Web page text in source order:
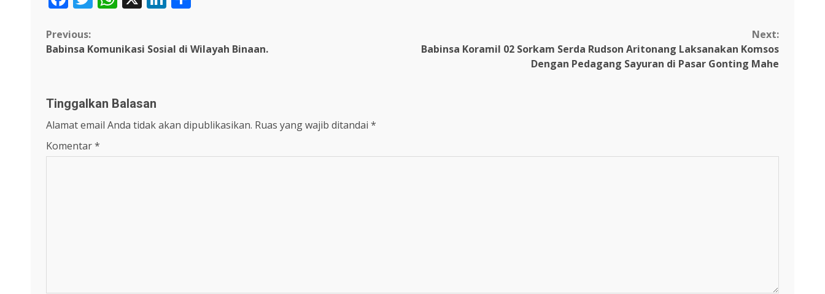
Continue
Previous:
Babinsa Komunikasi Sosial di Wilayah Binaan.
Next:
Babinsa Koramil 02 Sorkam Serda Rudson Aritonang Laksanakan Komsos
Dengan Pedagang Sayuran di Pasar Gonting Mahe
Tinggalkan Balasan
Alamat email Anda tidak akan dipublikasikan. Ruas yang wajib ditandai *
Komentar*